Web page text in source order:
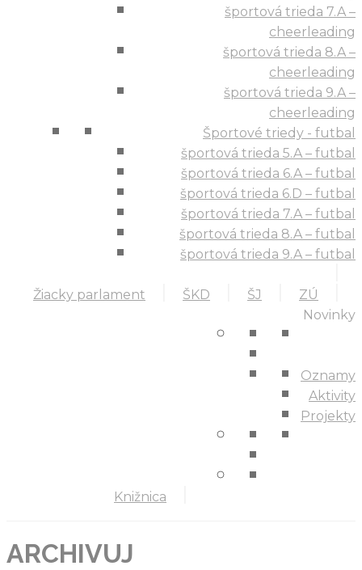
športová trieda 7.A –
cheerleading
športová trieda 8.A –
cheerleading
športová trieda 9.A –
cheerleading
Športové triedy - futbal
športová trieda 5.A – futbal
športová trieda 6.A – futbal
športová trieda 6.D – futbal
športová trieda 7.A – futbal
športová trieda 8.A – futbal
športová trieda 9.A – futbal
Žiacky parlament ŠKD ŠJ ZÚ
Knižnica
Novinky
Oznamy
Aktivity
Projekty
ARCHIVUJ